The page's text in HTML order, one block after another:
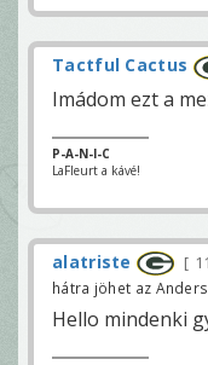
Tactful Cactus
Imádom ezt a
P-A-N-I-C
LaFleurt a kávé!
alatriste
hátra jöhet az
Hello mindenki